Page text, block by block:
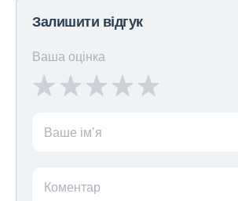
Залишити відгук
Ваша оцінка
Ваше ім’я
Коментар